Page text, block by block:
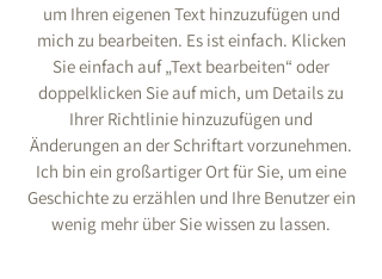
um Ihren eigenen Text hinzuzufügen und
mich zu bearbeiten. Es ist einfach. Klicken
Sie einfach auf „Text bearbeiten“ oder
doppelklicken Sie auf mich, um Details zu
Ihrer Richtlinie hinzuzufügen und
Änderungen an der Schriftart vorzunehmen.
Ich bin ein großartiger Ort für Sie, um eine
Geschichte zu erzählen und Ihre Benutzer ein
wenig mehr über Sie wissen zu lassen.